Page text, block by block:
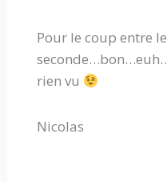
Pour le coup entre
rien vu
Nicolas